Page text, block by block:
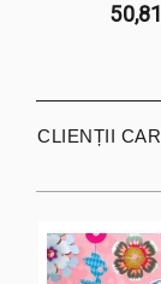
CLIENȚII